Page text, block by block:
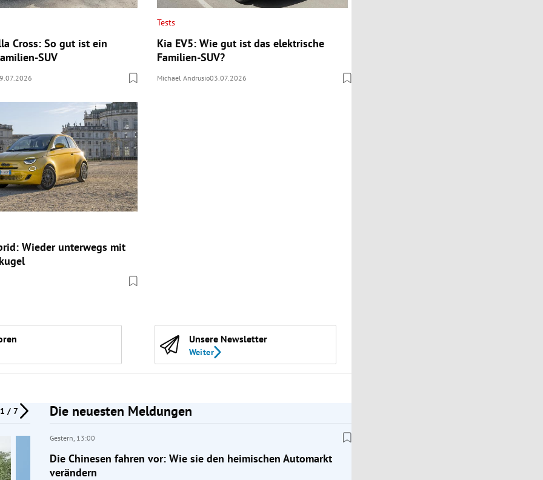
Cross: So gut ist ein
SUV
Tests
Kia EV5: Wie gut ist das elektrische
Familien-SUV?
Michael Andrusio03.07.2026
Wieder unterwegs mit
Unsere Newsletter
Weiter
1 / 7 Die neuesten Meldungen
Gestern, 13:00
Die Chinesen fahren vor: Wie sie den heimischen Automarkt
verändern